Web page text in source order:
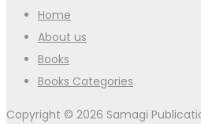
Home
About us
Books
Books Categories
Copyright © 2026 Samagi